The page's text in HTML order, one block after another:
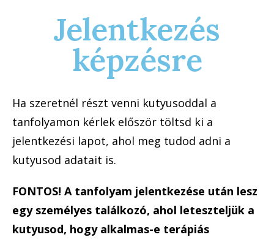
Jelentkezés
képzésre
Ha szeretnél részt venni kutyusoddal a
tanfolyamon kérlek először töltsd ki a
jelentkezési lapot, ahol meg tudod adni a
kutyusod adatait is.
FONTOS! A tanfolyam jelentkezése után lesz
egy személyes találkozó, ahol leteszteljük a
kutyusod, hogy alkalmas-e terápiás